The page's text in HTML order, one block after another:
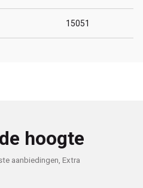
15051
hoogte
aanbiedingen, Extra